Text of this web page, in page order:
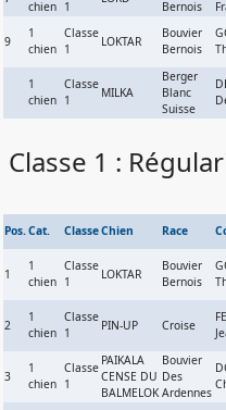
chien 1
Bernois
9
1
chien
Classe
1
LOKTAR
Bouvier
Bernois
1
chien
Classe
1
MILKA
Berger
Blanc
Suisse
Classe 1 :
Pos.Cat. ClasseChien Race
1
1
chien
Classe
1
LOKTAR
Bouvier
Bernois
2
1
chien
Classe
1
PIN-UP Croise
3
1
chien
Classe
1
PAIKALA
CENSE DU
BALMELOK
Bouvier
Des
Ardennes